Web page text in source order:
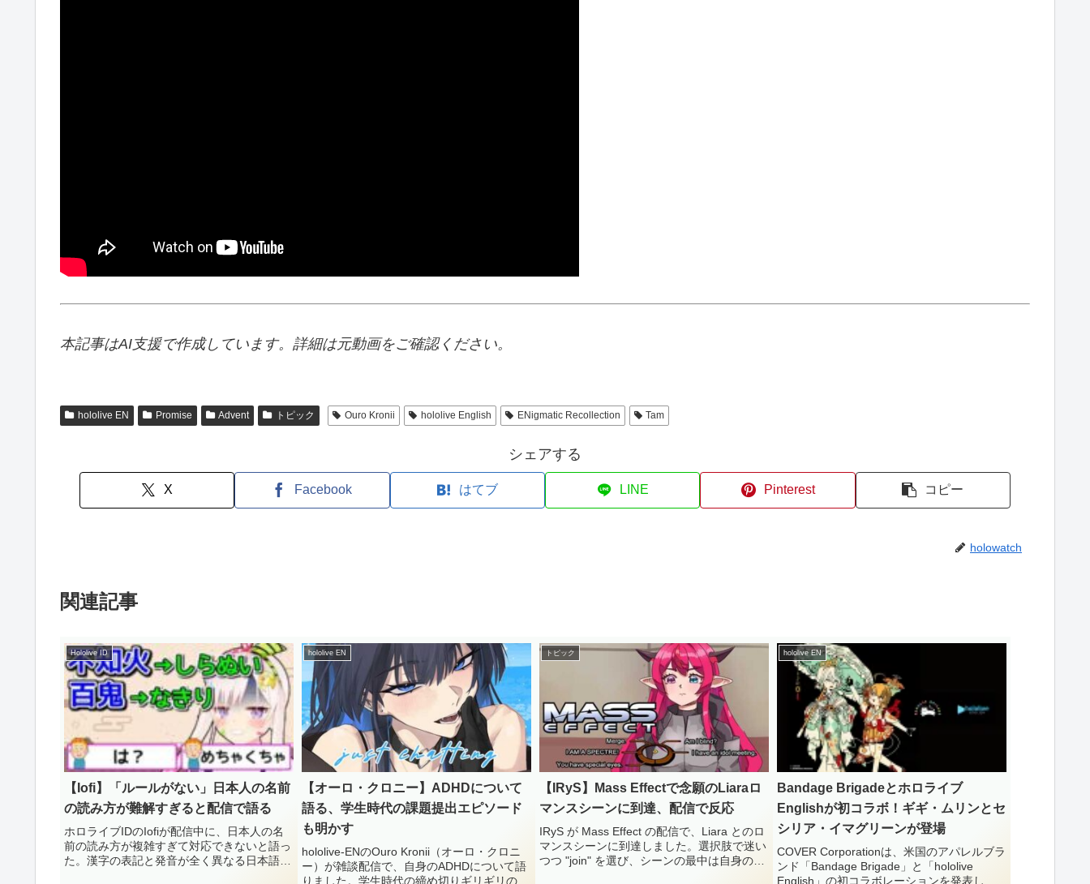
本記事はAI支援で作成しています。詳細は元動画をご確認ください。
hololive EN Promise Advent トピック Ouro Kronii hololive English ENigmatic Recollection Tam
シェアする
X Facebook はてブ LINE Pinterest コピー
holowatch
関連記事
Hololive ID
【Iofi】「ルールがない」日本人の名前
の読み方が難解すぎると配信で語る
ホロライブIDのIofiが配信中に、日本人の名
前の読み方が複雑すぎて対応できないと語っ
た。漢字の表記と発音が全く異なる日本語人
hololive EN
【オーロ・クロニー】ADHDについて
語る、学生時代の課題提出エピソード
も明かす
hololive-ENのOuro Kronii（オーロ・クロニ
ー）が雑談配信で、自身のADHDについて語
りました。学生時代の締め切りギリギリの勉
トピック
【IRyS】Mass Effectで念願のLiaraロ
マンスシーンに到達、配信で反応
IRyS が Mass Effect の配信で、Liara とのロ
マンスシーンに到達しました。選択肢で迷い
つつ "join" を選び、シーンの最中は自身のモ
hololive EN
Bandage Brigadeとホロライブ
Englishが初コラボ！ギギ・ムリンとセ
シリア・イマグリーンが登場
COVER Corporationは、米国のアパレルブラ
ンド「Bandage Brigade」と「hololive
English」の初コラボレーションを発表しま